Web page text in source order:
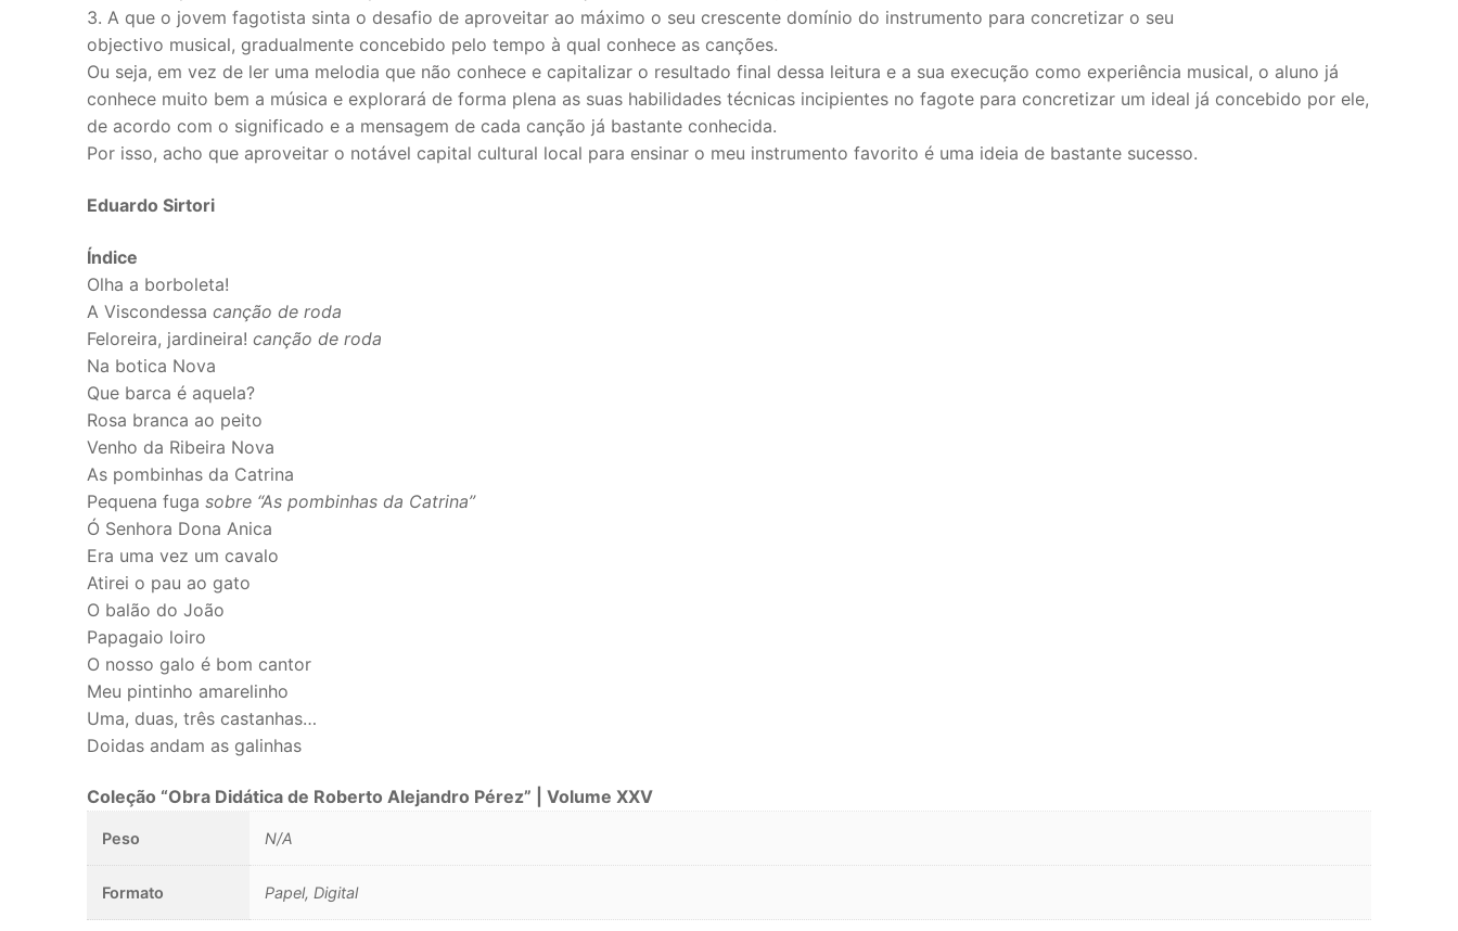
Música de Câmara
Duo
Trio
Quarteto
Octeto
Edição Integral das Obras Didáticas de Roberto Alejandro Pérez
3. A que o jovem fagotista sinta o desafio de aproveitar ao máximo o seu crescente domínio do instrumento para concretizar o seu
objectivo musical, gradualmente concebido pelo tempo à qual conhece as canções.
Ou seja, em vez de ler uma melodia que não conhece e capitalizar o resultado final dessa leitura e a sua execução como experiência musical, o aluno já
conhece muito bem a música e explorará de forma plena as suas habilidades técnicas incipientes no fagote para concretizar um ideal já concebido por ele,
de acordo com o significado e a mensagem de cada canção já bastante conhecida.
Por isso, acho que aproveitar o notável capital cultural local para ensinar o meu instrumento favorito é uma ideia de bastante sucesso.
Eduardo Sirtori
Índice
Olha a borboleta!
A Viscondessa canção de roda
Feloreira, jardineira! canção de roda
Na botica Nova
Que barca é aquela?
Rosa branca ao peito
Venho da Ribeira Nova
As pombinhas da Catrina
Pequena fuga sobre “As pombinhas da Catrina”
Ó Senhora Dona Anica
Era uma vez um cavalo
Atirei o pau ao gato
O balão do João
Papagaio loiro
O nosso galo é bom cantor
Meu pintinho amarelinho
Uma, duas, três castanhas…
Doidas andam as galinhas
Coleção “Obra Didática de Roberto Alejandro Pérez” | Volume XXV
Peso N/A
Formato Papel, Digital